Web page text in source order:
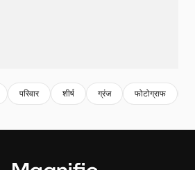
परिवार शीर्ष ग्रंज फोटोग्राफ